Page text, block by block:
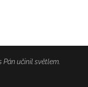
Pán učinil světlem.